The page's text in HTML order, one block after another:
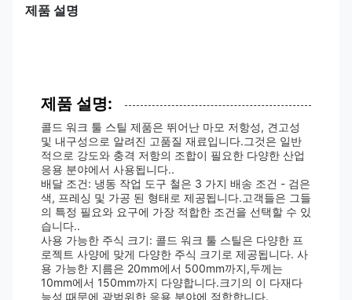
제품 설명
제품 설명:
콜드 워크 툴 스틸 제품은 뛰어난 마모 저항성, 견고성
및 내구성으로 알려진 고품질 재료입니다.그것은 일반
적으로 강도와 충격 저항의 조합이 필요한 다양한 산업
응용 분야에서 사용됩니다..
배달 조건: 냉동 작업 도구 철은 3 가지 배송 조건 - 검은
색, 프레싱 및 가공 된 형태로 제공됩니다.고객들은 그들
의 특정 필요와 요구에 가장 적합한 조건을 선택할 수 있
습니다..
사용 가능한 주식 크기: 콜드 워크 툴 스틸은 다양한 프
로젝트 사양에 맞게 다양한 주식 크기로 제공됩니다. 사
용 가능한 지름은 20mm에서 500mm까지,두께는
10mm에서 150mm까지 다양합니다.크기의 이 다재다
능성 때문에 광범위한 응용 분야에 적합합니다.